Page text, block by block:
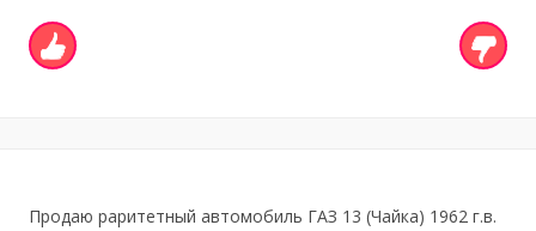
Продаю раритетный автомобиль ГАЗ 13 (Чайка) 1962 г.в.